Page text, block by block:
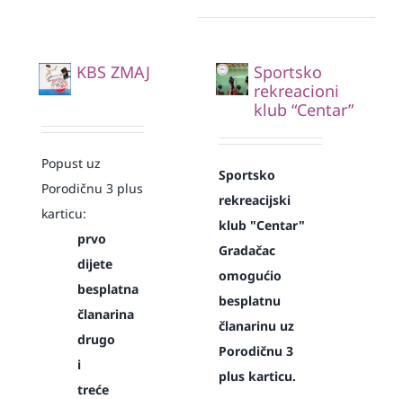
KBS ZMAJ
Popust uz
Porodičnu 3 plus
karticu:
prvo
dijete
besplatna
članarina
drugo
i
treće
Sportsko
rekreacioni
klub “Centar”
Sportsko
rekreacijski
klub "Centar"
Gradačac
omogućio
besplatnu
članarinu uz
Porodičnu 3
plus karticu.